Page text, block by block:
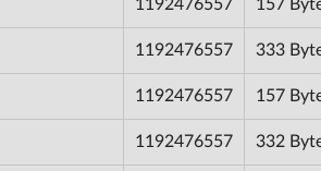
1192476557 157
1192476557 333
1192476557 157
1192476557 332